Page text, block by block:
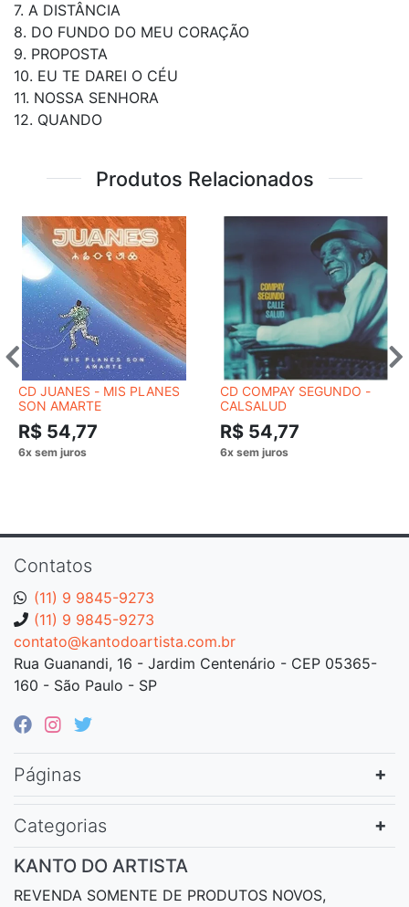
7. A DISTÂNCIA
8. DO FUNDO DO MEU CORAÇÃO
9. PROPOSTA
10. EU TE DAREI O CÉU
11. NOSSA SENHORA
12. QUANDO
Produtos Relacionados
CD JUANES - MIS PLANES
SON AMARTE
R$ 54,77
CD COMPAY SEGUNDO -
CALSALUD
R$ 54,77
Contatos
(11) 9 9845-9273
(11) 9 9845-9273
contato@kantodoartista.com.br
Rua Guanandi, 16 - Jardim Centenário - CEP 05365-
160 - São Paulo - SP
Páginas
Categorias
KANTO DO ARTISTA
REVENDA SOMENTE DE PRODUTOS NOVOS,